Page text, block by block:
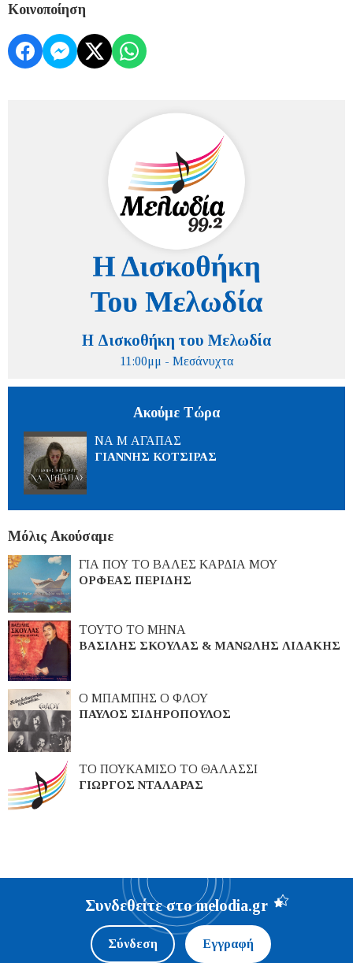
Κοινοποίηση
Η Δισκοθήκη του Μελωδία
11:00μμ - Μεσάνυχτα
Ακούμε Τώρα
ΝΑ Μ ΑΓΑΠΑΣ
ΓΙΑΝΝΗΣ ΚΟΤΣΙΡΑΣ
Μόλις Ακούσαμε
ΓΙΑ ΠΟΥ ΤΟ ΒΑΛΕΣ ΚΑΡΔΙΑ ΜΟΥ
ΟΡΦΕΑΣ ΠΕΡΙΔΗΣ
ΤΟΥΤΟ ΤΟ ΜΗΝΑ
ΒΑΣΙΛΗΣ ΣΚΟΥΛΑΣ & ΜΑΝΩΛΗΣ ΛΙΔΑΚΗΣ
Ο ΜΠΑΜΠΗΣ Ο ΦΛΟΥ
ΠΑΥΛΟΣ ΣΙΔΗΡΟΠΟΥΛΟΣ
ΤΟ ΠΟΥΚΑΜΙΣΟ ΤΟ ΘΑΛΑΣΣΙ
ΓΙΩΡΓΟΣ ΝΤΑΛΑΡΑΣ
Συνδεθείτε στο melodia.gr
Σύνδεση Εγγραφή